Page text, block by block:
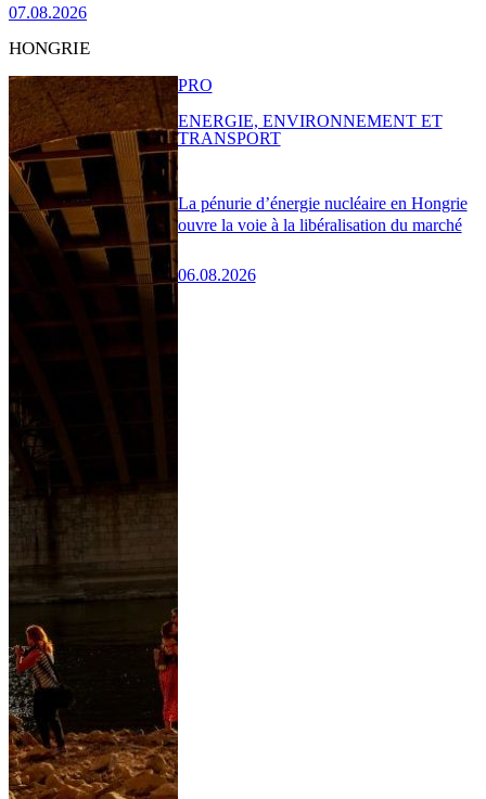
07.08.2026
HONGRIE
La pénurie d’énergie nucléaire en Hongrie
ouvre la voie à la libéralisation du marché
06.08.2026
PRO
ENERGIE, ENVIRONNEMENT ET
TRANSPORT